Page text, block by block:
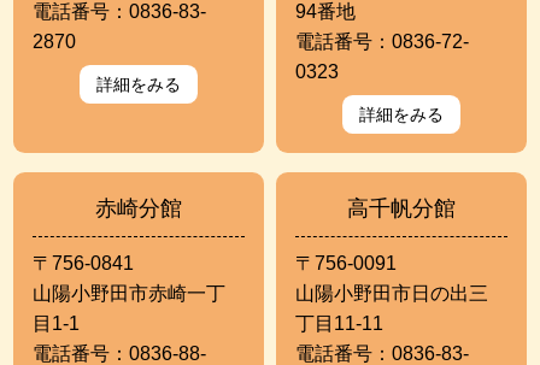
電話番号：0836-83-
2870
詳細をみる
94番地
電話番号：0836-72-
0323
詳細をみる
赤崎分館
〒756-0841
山陽小野田市赤崎一丁
目1-1
電話番号：0836-88-
高千帆分館
〒756-0091
山陽小野田市日の出三
丁目11-11
電話番号：0836-83-